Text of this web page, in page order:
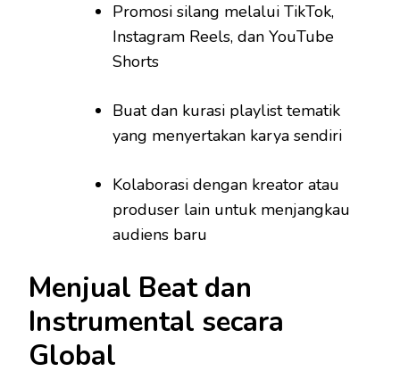
Promosi silang melalui TikTok,
Instagram Reels, dan YouTube
Shorts
Buat dan kurasi playlist tematik
yang menyertakan karya sendiri
Kolaborasi dengan kreator atau
produser lain untuk menjangkau
audiens baru
Menjual Beat dan
Instrumental secara
Global